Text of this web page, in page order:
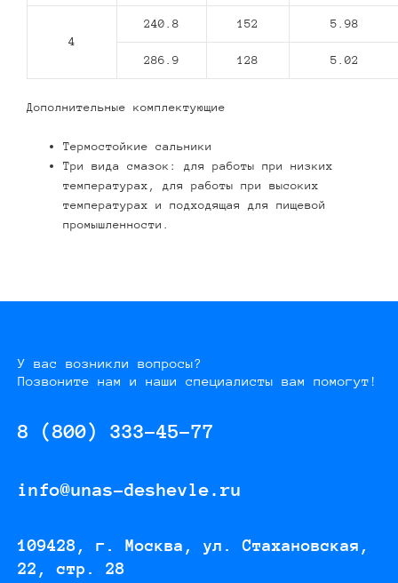
4
240.8 152 5.98
286.9 128 5.02
Дополнительные комплектующие
Термостойкие сальники
Три вида смазок: для работы при низких
температурах, для работы при высоких
температурах и подходящая для пищевой
промышленности.
У вас возникли вопросы?
Позвоните нам и наши специалисты вам помогут!
8 (800) 333-45-77
info@unas-deshevle.ru
109428, г. Москва, ул. Стахановская,
22, стр. 28